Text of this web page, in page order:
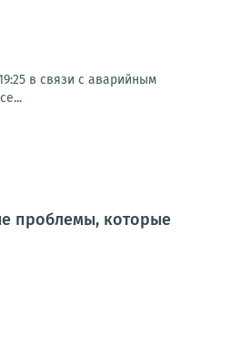
в связи с аварийным
проблемы, которые